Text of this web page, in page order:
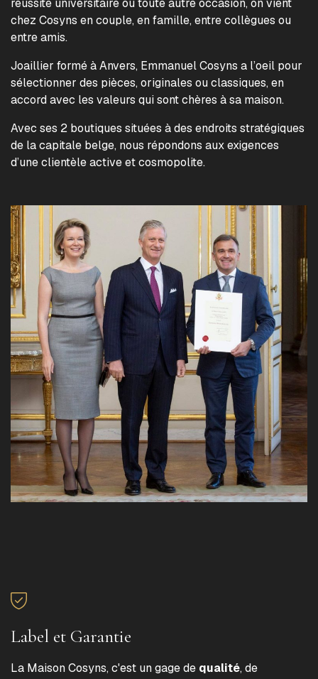
réussite universitaire ou toute autre occasion, on vient
chez Cosyns en couple, en famille, entre collègues ou
entre amis.
Joaillier formé à Anvers, Emmanuel Cosyns a l’oeil pour
sélectionner des pièces, originales ou classiques, en
accord avec les valeurs qui sont chères à sa maison.
Avec ses 2 boutiques situées à des endroits stratégiques
de la capitale belge, nous répondons aux exigences
d’une clientèle active et cosmopolite.
Label et Garantie
La Maison Cosyns, c'est un gage de qualité, de